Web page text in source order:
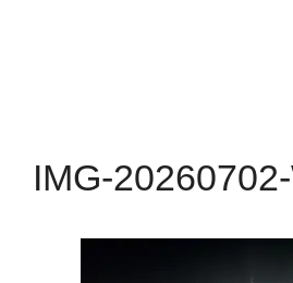
IMG-